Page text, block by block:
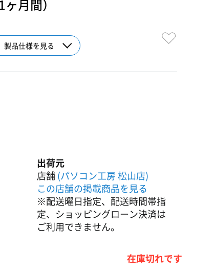
月間）
製品仕様を見る
出荷元
店舗(パソコン工房 松山店)
この店舗の掲載商品を見る
※配送曜日指定、配送時間帯指
定、ショッピングローン決済は
ご利用できません。
在庫切れです